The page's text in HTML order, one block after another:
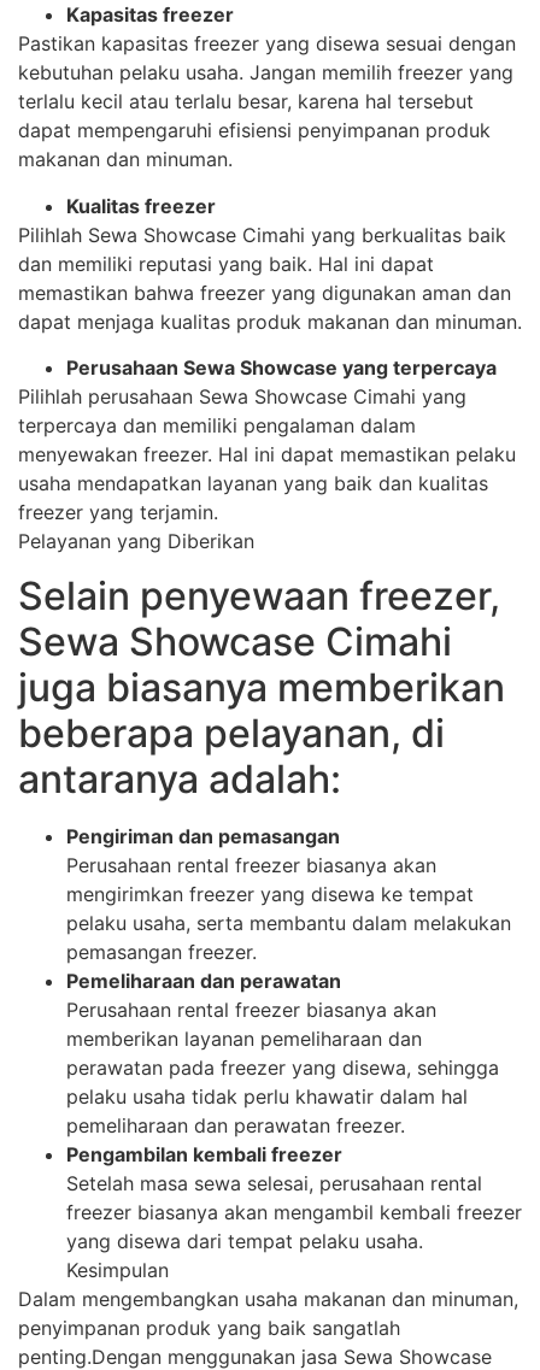
Kapasitas freezer
Pastikan kapasitas freezer yang disewa sesuai dengan
kebutuhan pelaku usaha. Jangan memilih freezer yang
terlalu kecil atau terlalu besar, karena hal tersebut
dapat mempengaruhi efisiensi penyimpanan produk
makanan dan minuman.
Kualitas freezer
Pilihlah Sewa Showcase Cimahi yang berkualitas baik
dan memiliki reputasi yang baik. Hal ini dapat
memastikan bahwa freezer yang digunakan aman dan
dapat menjaga kualitas produk makanan dan minuman.
Perusahaan Sewa Showcase yang terpercaya
Pilihlah perusahaan Sewa Showcase Cimahi yang
terpercaya dan memiliki pengalaman dalam
menyewakan freezer. Hal ini dapat memastikan pelaku
usaha mendapatkan layanan yang baik dan kualitas
freezer yang terjamin.
Pelayanan yang Diberikan
Selain penyewaan freezer,
Sewa Showcase Cimahi
juga biasanya memberikan
beberapa pelayanan, di
antaranya adalah:
Pengiriman dan pemasangan
Perusahaan rental freezer biasanya akan
mengirimkan freezer yang disewa ke tempat
pelaku usaha, serta membantu dalam melakukan
pemasangan freezer.
Pemeliharaan dan perawatan
Perusahaan rental freezer biasanya akan
memberikan layanan pemeliharaan dan
perawatan pada freezer yang disewa, sehingga
pelaku usaha tidak perlu khawatir dalam hal
pemeliharaan dan perawatan freezer.
Pengambilan kembali freezer
Setelah masa sewa selesai, perusahaan rental
freezer biasanya akan mengambil kembali freezer
yang disewa dari tempat pelaku usaha.
Kesimpulan
Dalam mengembangkan usaha makanan dan minuman,
penyimpanan produk yang baik sangatlah
penting.Dengan menggunakan jasa Sewa Showcase